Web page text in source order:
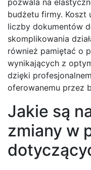
pozwala na
budżetu firmy. Koszt
liczby dokumentów
skomplikowania
również pamiętać o
wynikających z
dzięki
oferowanemu przez
Jakie są
zmiany w